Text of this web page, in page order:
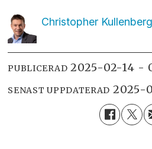
Christopher Kullenberg
PUBLICERAD 2025-02-14 -
SENAST UPPDATERAD